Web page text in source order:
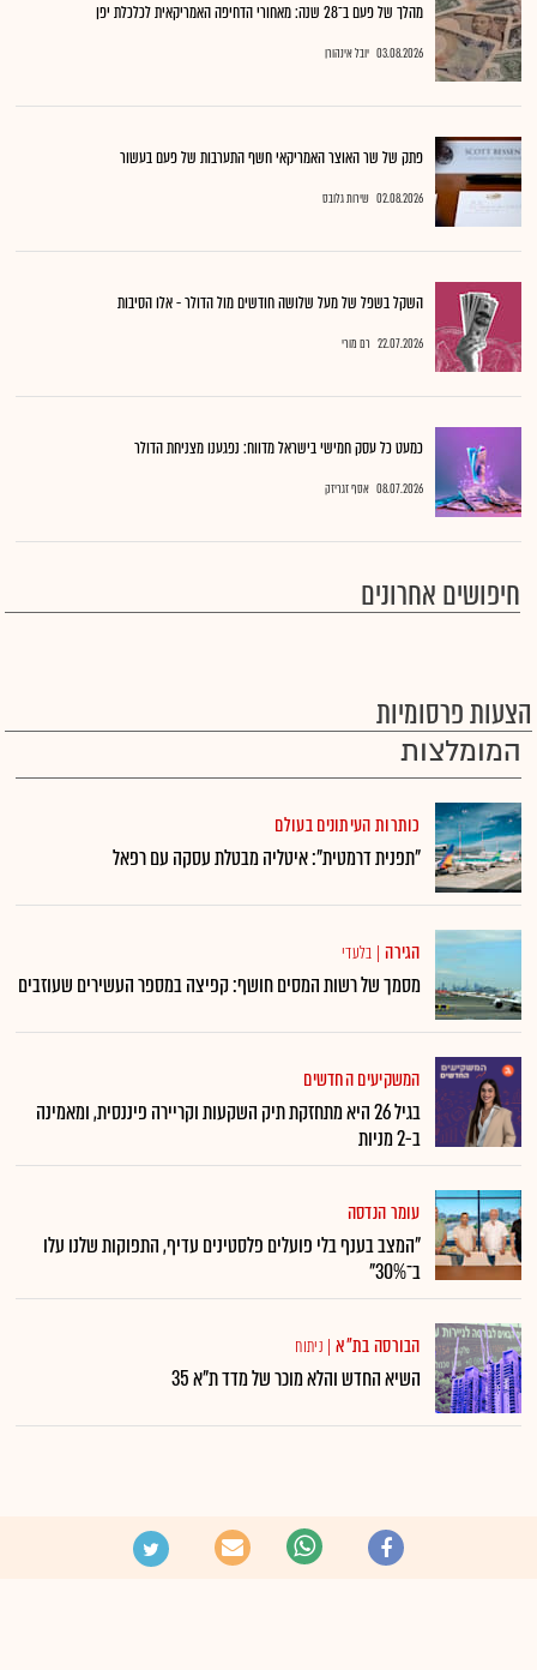
מהלך של פעם ב־28 שנה: מאחורי הדחיפה האמריקאית לכלכלת יפן
03.08.2026 יובל אינהורן
פתק של שר האוצר האמריקאי חשף התערבות של פעם בעשור
02.08.2026 שירות גלובס
השקל בשפל של מעל שלושה חודשים מול הדולר - אלו הסיבות
22.07.2026 רם מורי
כמעט כל עסק חמישי בישראל מדווח: נפגענו מצניחת הדולר
08.07.2026 אסף זגריזק
חיפושים אחרונים
הצעות פרסומיות
המומלצות
כותרות העיתונים בעולם
"תפנית דרמטית": איטליה מבטלת עסקה עם רפאל
הגירה | בלעדי
מסמך של רשות המסים חושף: קפיצה במספר העשירים שעוזבים
המשקיעים החדשים
בגיל 26 היא מתחזקת תיק השקעות וקריירה פיננסית, ומאמינה
ב-2 מניות
עומר הנדסה
"המצב בענף בלי פועלים פלסטינים עדיף, התפוקות שלנו עלו
ב־30%"
הבורסה בת"א | ניתוח
השיא החדש והלא מוכר של מדד ת"א 35